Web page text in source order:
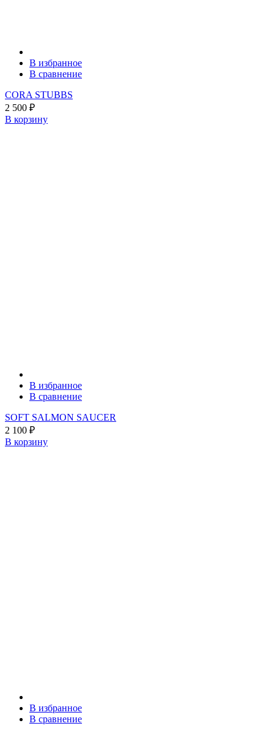
В избранное
В сравнение
CORA STUBBS
2 500 ₽
В корзину
В избранное
В сравнение
SOFT SALMON SAUCER
2 100 ₽
В корзину
В избранное
В сравнение